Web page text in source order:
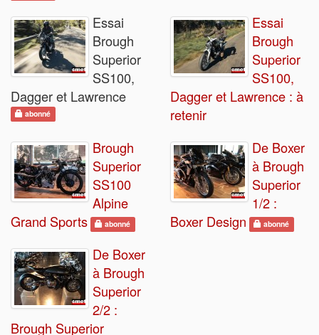
Essai
Brough
Superior
SS100,
Dagger et Lawrence
abonné
Essai
Brough
Superior
SS100,
Dagger et Lawrence : à
retenir
Brough
Superior
SS100
Alpine
Grand Sports
abonné
De Boxer
à Brough
Superior
1/2 :
Boxer Design
abonné
De Boxer
à Brough
Superior
2/2 :
Brough Superior